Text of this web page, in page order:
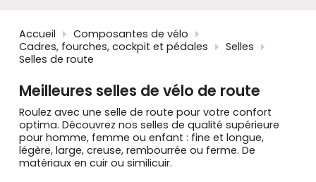
pour
accéder
au
de
recherche
sélectionné.
Les
utilisateurs
d'appareils
tactiles
peuvent
Accueil
Composantes de vélo
Cadres, fourches, cockpit et pédales
Selles
Selles de route
Meilleures selles de vélo de route
Roulez avec une selle de route pour votre confort
optima. Découvrez nos selles de qualité supérieure
pour homme, femme ou enfant : fine et longue,
légère, large, creuse, rembourrée ou ferme. De
matériaux en cuir ou similicuir.